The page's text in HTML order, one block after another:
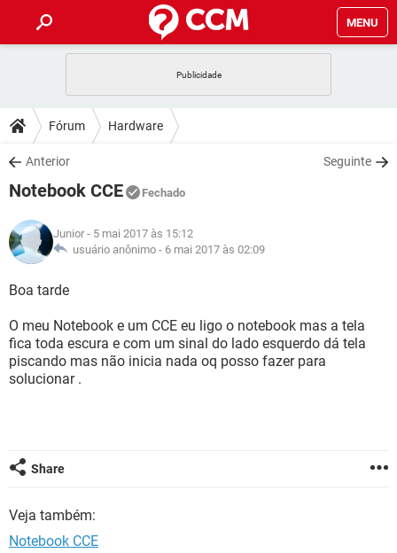
MENU
CELULAR
OUTLOOK
INSTAGRAM
GUIA DE COMPRAS
DICAS
JOGOS
INSTAGRAM
GUIA DE COMPRAS
DOWNLOADS
JOGOS
CELULAR
OUTLOOK EXCEL
INSTAGRAM
JOGOS
CELULAR
OUTLOOK
INSTAGRAM GMAIL
GUIA DE COMPRAS
GLOSSÁRIO
OUTLOOK EXCEL
INSTAGRAM GMAIL
Fórum Hardware
Anterior Seguinte
Notebook CCE Fechado
Junior - 5 mai 2017 às 15:12
usuário anônimo - 6 mai 2017 às 02:09
Boa tarde
O meu Notebook e um CCE eu ligo o notebook mas a tela
fica toda escura e com um sinal do lado esquerdo dá tela
piscando mas não inicia nada oq posso fazer para
solucionar .
Share
Veja também:
Notebook CCE